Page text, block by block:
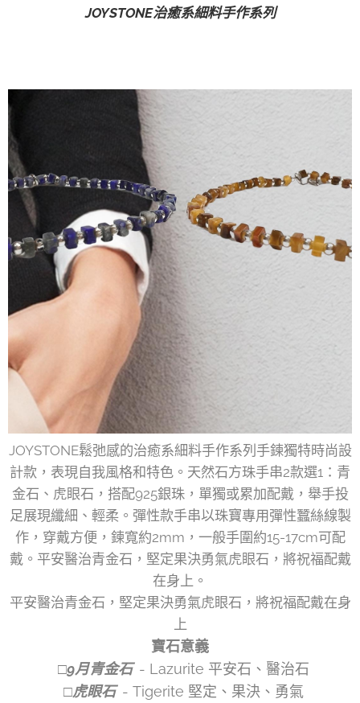
JOYSTONE治癒系細料手作系列
JOYSTONE鬆弛感的治癒系細料手作系列手鍊獨特時尚設
計款，表現自我風格和特色。天然石方珠手串2款選1：青
金石、虎眼石，搭配925銀珠，單獨或累加配戴，舉手投
足展現纖細、輕柔。彈性款手串以珠寶專用彈性蠶絲線製
作，穿戴方便，鍊寬約2mm，一般手圍約15-17cm可配
戴。平安醫治青金石，堅定果決勇氣虎眼石，將祝福配戴
在身上。
平安醫治青金石，堅定果決勇氣虎眼石，將祝福配戴在身
上
寶石意義
□9月青金石 - Lazurite 平安石、醫治石
□虎眼石 - Tigerite 堅定、果決、勇氣